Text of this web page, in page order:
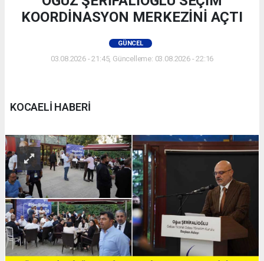
KOORDİNASYON MERKEZİNİ AÇTI
GÜNCEL
03.08.2026 - 21:45, Güncelleme: 03.08.2026 - 22:16
KOCAELİ HABERİ